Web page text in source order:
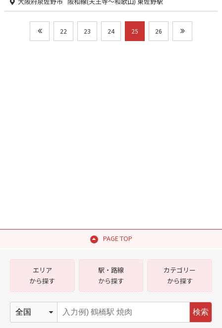
22 23 24 25 26
PAGE TOP
エリア
から探す
駅・路線
から探す
カテゴリー
から探す
検索